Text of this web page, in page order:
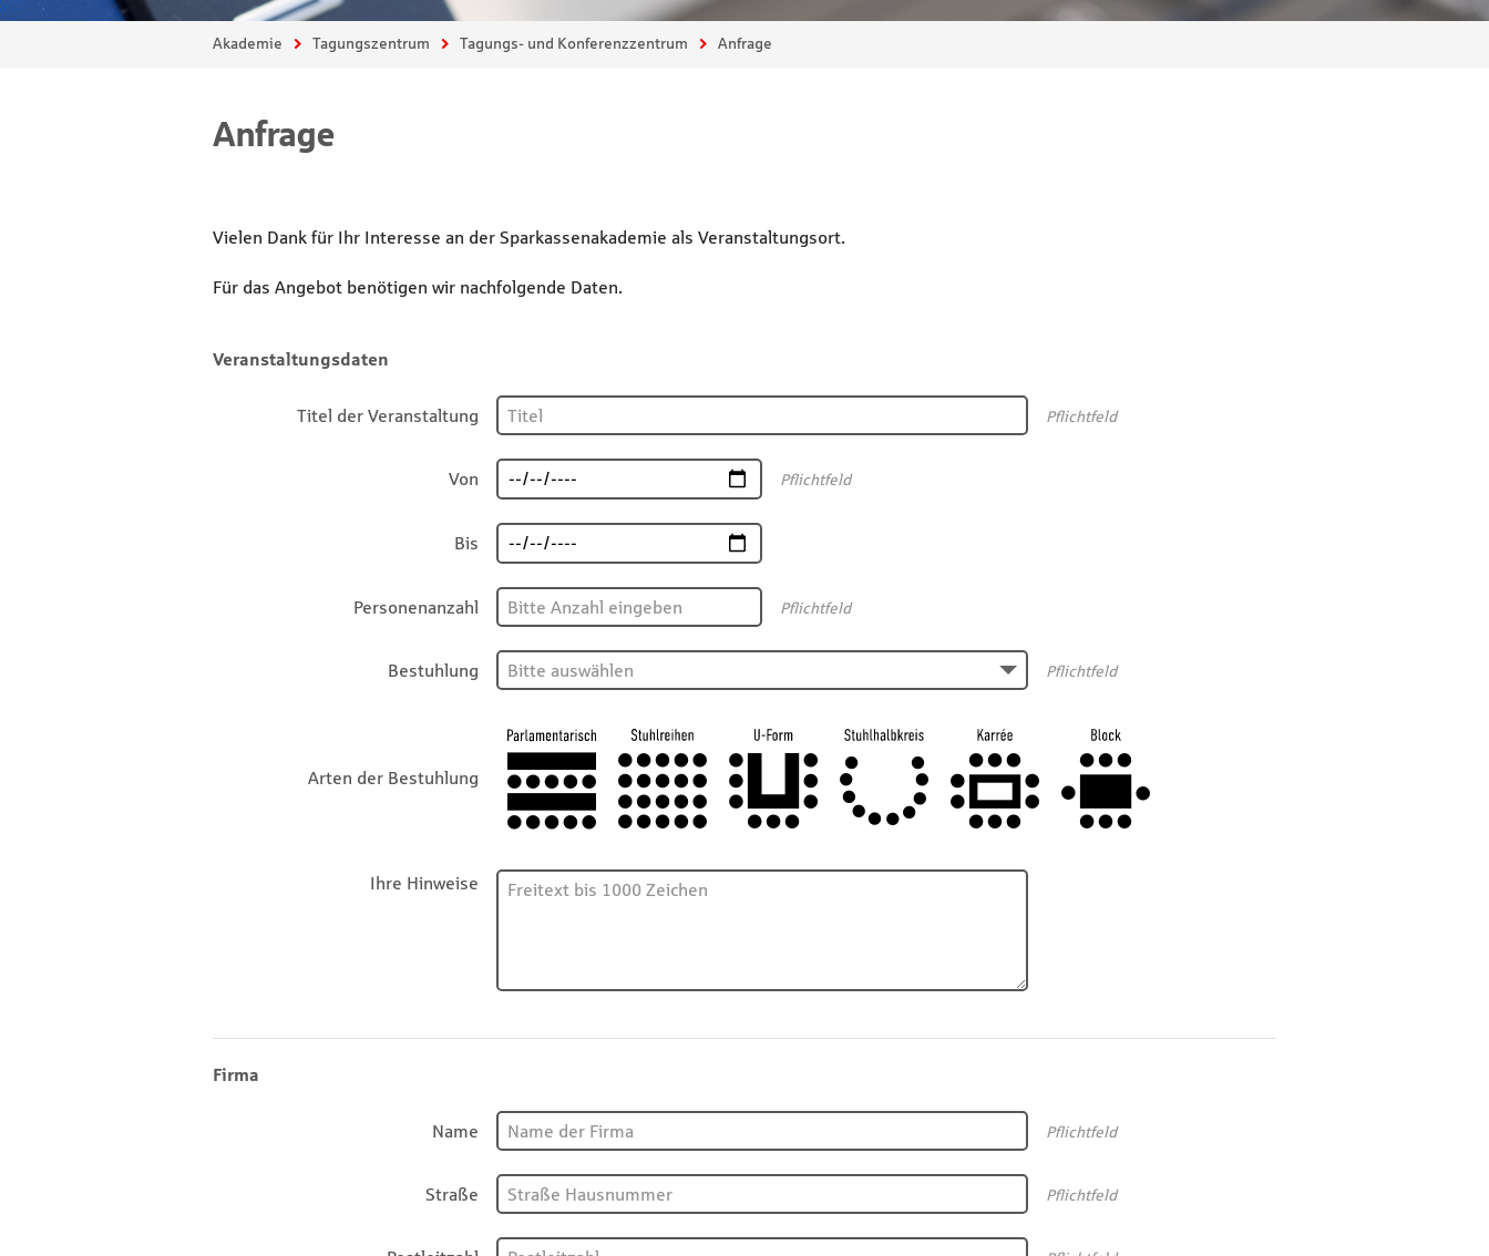
Akademie Tagungszentrum Tagungs- und Konferenzzentrum Anfrage
Anfrage
Vielen Dank für Ihr Interesse an der Sparkassenakademie als Veranstaltungsort.
Für das Angebot benötigen wir nachfolgende Daten.
Veranstaltungsdaten
Titel der Veranstaltung Pflichtfeld
Von Pflichtfeld
Bis
Personenanzahl Pflichtfeld
Bestuhlung Pflichtfeld
Arten der Bestuhlung
Ihre Hinweise
Firma
Name Pflichtfeld
Straße Pflichtfeld